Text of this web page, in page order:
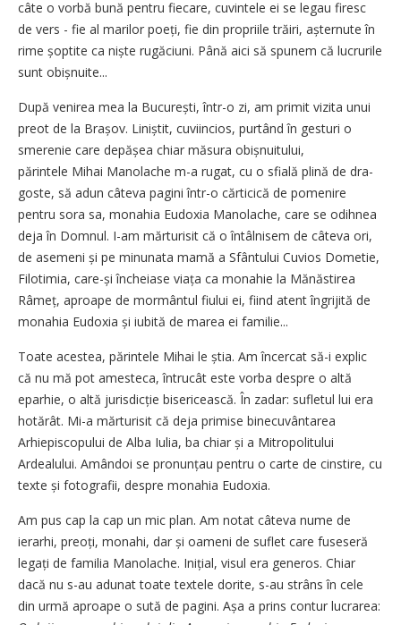
câte o vorbă bună pentru fiecare, cuvintele ei se legau firesc
de vers - fie al marilor poeți, fie din propriile trăiri, așternute în
rime șoptite ca niște rugăciuni. Până aici să spunem că lucrurile
sunt obișnuite...
După venirea mea la București, într-o zi, am primit vizita unui
preot de la Brașov. Liniștit, cuviincios, purtând în gesturi o
smerenie care depășea chiar măsura obișnuitului,
părintele Mihai Manolache m-a rugat, cu o sfială plină de dra­
goste, să adun câteva pagini într-o cărticică de pomenire
pentru sora sa, monahia Eudoxia Manolache, care se odihnea
deja în Domnul. I-am mărturisit că o întâlnisem de câteva ori,
de asemeni și pe minunata mamă a Sfântului Cuvios Dometie,
Filotimia, care-și încheiase viața ca monahie la Mănăstirea
Râmeț, aproape de mormântul fiului ei, fiind atent îngrijită de
monahia Eudoxia și iubită de marea ei familie...
Toate acestea, părintele Mihai le știa. Am încercat să-i explic
că nu mă pot amesteca, întrucât este vorba despre o altă
eparhie, o altă jurisdicție bisericească. În zadar: sufletul lui era
hotărât. Mi-a mărturisit că deja primise binecuvântarea
Arhiepiscopului de Alba Iulia, ba chiar și a Mitropolitului
Ardealului. Amândoi se pronunțau pentru o carte de cinstire, cu
texte și fotografii, despre monahia Eudoxia.
Am pus cap la cap un mic plan. Am notat câ­teva nume de
ierarhi, preoți, monahi, dar și oameni de suflet care fuseseră
legați de familia Manolache. Inițial, visul era generos. Chiar
dacă nu s-au adunat toate textele dorite, s-au strâns în cele
din urmă aproape o sută de pagini. Așa a prins contur lucrarea: